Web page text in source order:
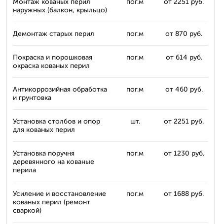
наружных (балкон, крыльцо)
Демонтаж старых перил пог.м от 870 руб.
Покраска и порошковая
окраска кованых перил
пог.м от 614 руб.
Антикоррозийная обработка
и грунтовка
пог.м от 460 руб.
Установка столбов и опор
для кованых перил
шт. от 2251 руб.
Установка поручня
деревянного на кованые
перила
пог.м от 1230 руб.
Усиление и восстановление
кованых перил (ремонт
сваркой)
пог.м от 1688 руб.